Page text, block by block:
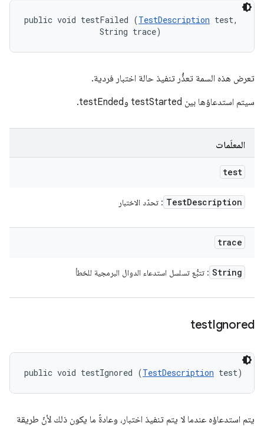
public void testFailed (TestDescription test,
                String trace)
تعرض هذه السمة تعذُّر تنفيذ حالة اختبار فردية.
سيتم استدعاؤها بين testStarted وtestEnded.
المعلَمات
test
TestDescription : تحدّد الاختبار
trace
String : تتبُّع تسلسل استدعاء الدوال البرمجية للخطأ
testIgnored
public void testIgnored (TestDescription test)
يتم استدعاؤه عندما لا يتم تنفيذ اختبار، وعادةً ما يكون ذلك لأنّ طريقة